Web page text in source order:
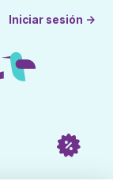
Iniciar sesión →